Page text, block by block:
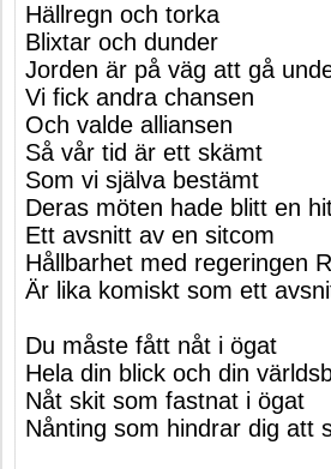
Hällregn och torka
Blixtar och dunder
Jorden är på väg att gå
Vi fick andra chansen
Och valde alliansen
Så vår tid är ett skämt
Som vi själva bestämt
Deras möten hade blitt en
Ett avsnitt av en sitcom
Hållbarhet med regeringen
Är lika komiskt som ett
Du måste fått nåt i ögat
Hela din blick och din
Nåt skit som fastnat i ögat
Nånting som hindrar dig att